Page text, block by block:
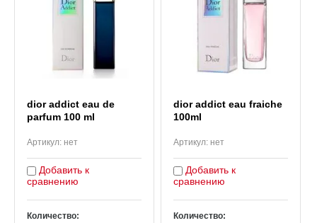
dior addict eau de
parfum 100 ml
Артикул: нет
Добавить к
сравнению
Количество:
dior addict eau fraiche
100ml
Артикул:нет
Добавить к
сравнению
Количество: